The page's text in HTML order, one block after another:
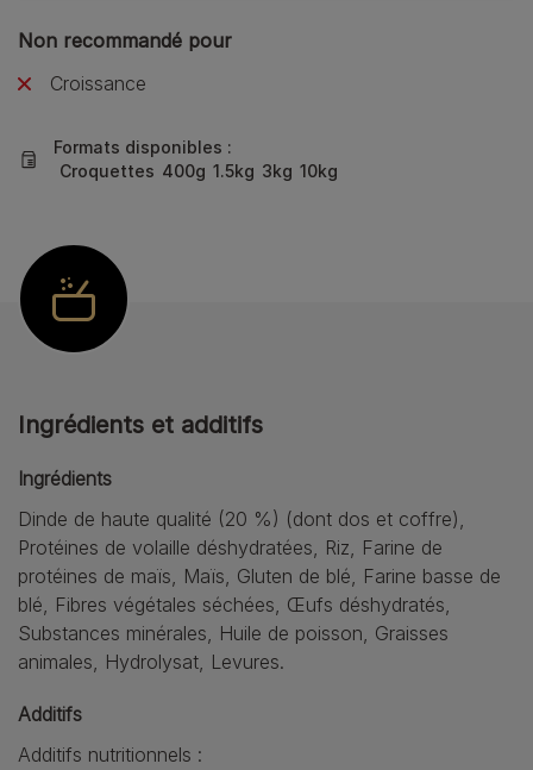
Non recommandé pour
Croissance
Formats disponibles :
Croquettes 400g 1.5kg 3kg 10kg
Ingrédients et additifs
Ingrédients
Dinde de haute qualité (20 %) (dont dos et coffre),
Protéines de volaille déshydratées, Riz, Farine de
protéines de maïs, Maïs, Gluten de blé, Farine basse de
blé, Fibres végétales séchées, Œufs déshydratés,
Substances minérales, Huile de poisson, Graisses
animales, Hydrolysat, Levures.
Additifs
Additifs nutritionnels :